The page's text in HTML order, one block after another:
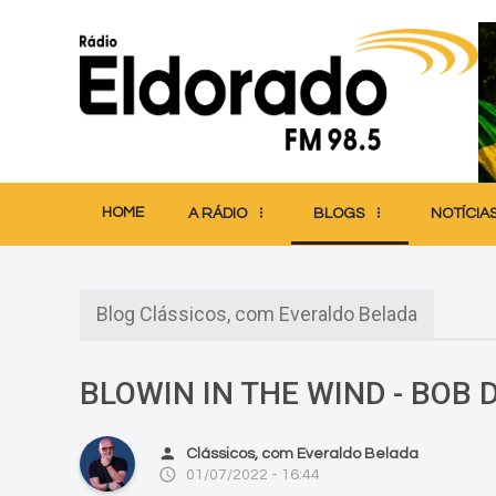
HOME A RÁDIO BLOGS
Blog Clássicos, com Everaldo Belada
BLOWIN IN THE WIND - BOB
person Clássicos, com Everaldo Belada
access_time 01/07/2022 - 16:44